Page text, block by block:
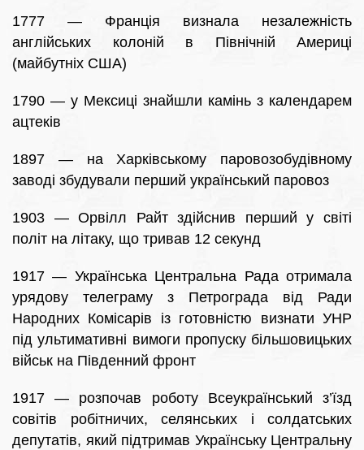
1777 — Франція визнала незалежність
англійських колоній в Північній Америці
(майбутніх США)
1790 — у Мексиці знайшли камінь з календарем
ацтеків
1897 — на Харківському паровозобудівному
заводі збудували перший український паровоз
1903 — Орвілл Райт здійснив перший у світі
політ на літаку, що тривав 12 секунд
1917 — Українська Центральна Рада отримала
урядову телеграму з Петрограда від Ради
Народних Комісарів із готовністю визнати УНР
під ультимативні вимоги пропуску більшовицьких
військ на Південний фронт
1917 — розпочав роботу Всеукраїнський з’їзд
совітів робітничих, селянських і солдатських
депутатів, який підтримав Українську Центральну